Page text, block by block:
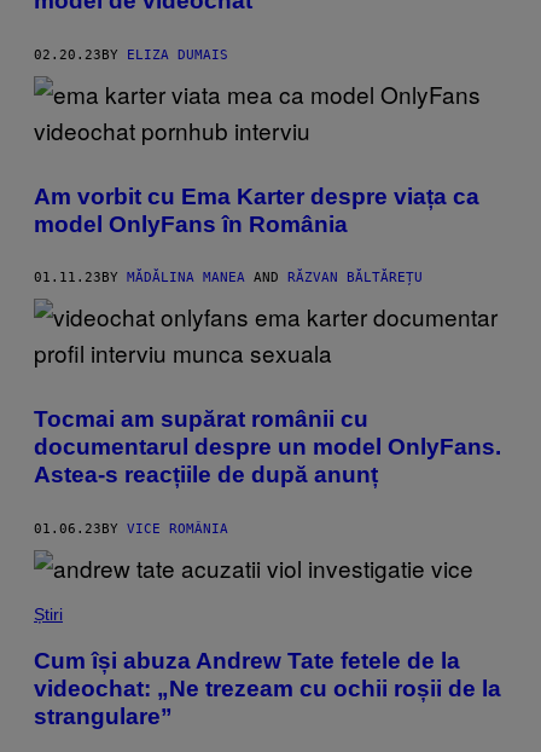
02.20.23BY ELIZA DUMAIS
Am vorbit cu Ema Karter despre viața ca
model OnlyFans în România
01.11.23 BY MĂDĂLINA MANEA AND RĂZVAN BĂLTĂREȚU
Tocmai am supărat românii cu
documentarul despre un model OnlyFans.
Astea-s reacțiile de după anunț
01.06.23BY VICE ROMÂNIA
Știri
Cum își abuza Andrew Tate fetele de la
videochat: „Ne trezeam cu ochii roșii de la
strangulare”